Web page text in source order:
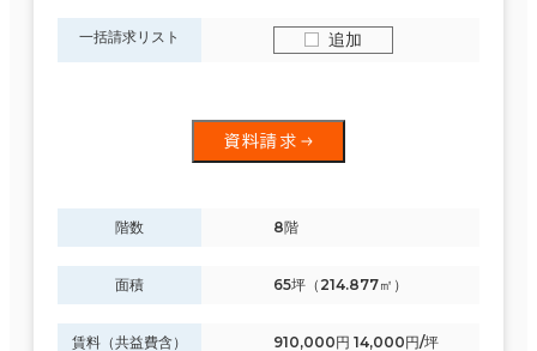
一括請求リスト 追加
資料請求
階数 8階
面積 65坪（214.877㎡）
賃料（共益費含） 910,000円 14,000円/坪